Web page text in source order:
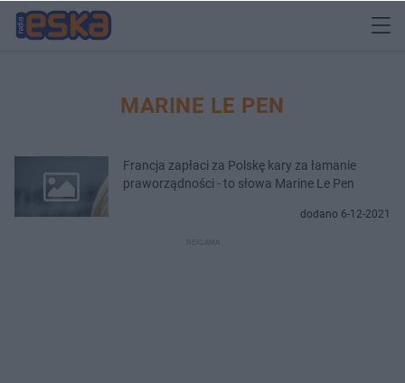
MARINE LE PEN
Francja zapłaci za Polskę kary za łamanie
praworządności - to słowa Marine Le Pen
dodano 6-12-2021